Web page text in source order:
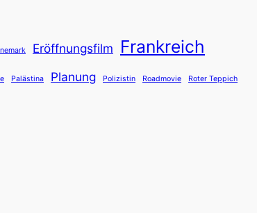
Eröffnungsfilm Frankreich
Palästina Planung Polizistin Roadmovie Roter Teppich